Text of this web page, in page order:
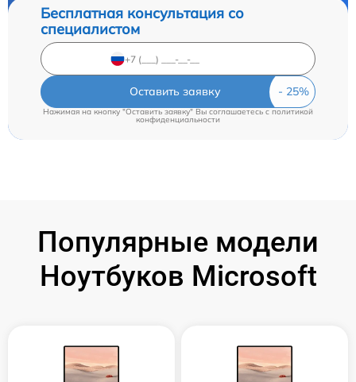
Бесплатная консультация со
специалистом
Оставить заявку
Нажимая на кнопку "Оставить заявку" Вы соглашаетесь c политикой
конфиденциальности
Популярные модели
Ноутбуков Microsoft